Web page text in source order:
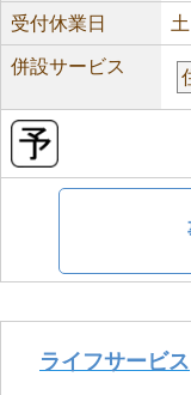
受付休業日
併設サービス
ライフサービス